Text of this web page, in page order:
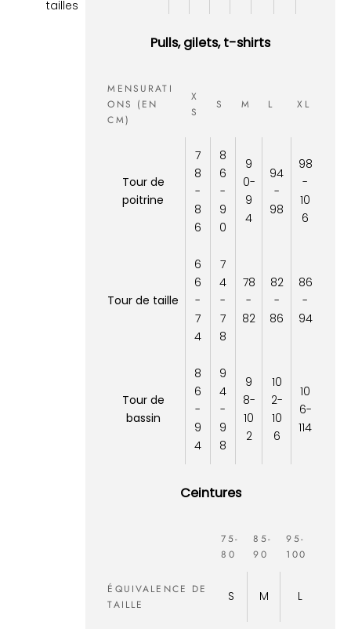
tailles
Pulls, gilets, t-shirts
MENSURATI
ONS (EN
CM)
X
S
S M L XL
Tour de
poitrine
7
8
-
8
6
8
6
-
9
0
9
0-
9
4
94
-
98
98
-
10
6
Tour de taille
6
6
-
7
4
7
4
-
7
8
78
-
82
82
-
86
86
-
94
Tour de
bassin
8
6
-
9
4
9
4
-
9
8
9
8-
10
2
10
2-
10
6
10
6-
114
Ceintures
75-
80
85-
90
95-
100
ÉQUIVALENCE DE
TAILLE
S M L